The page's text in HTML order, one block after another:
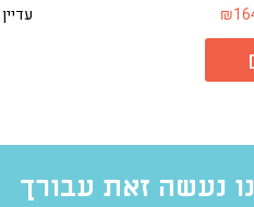
עדיין
נעשה זאת עבורך